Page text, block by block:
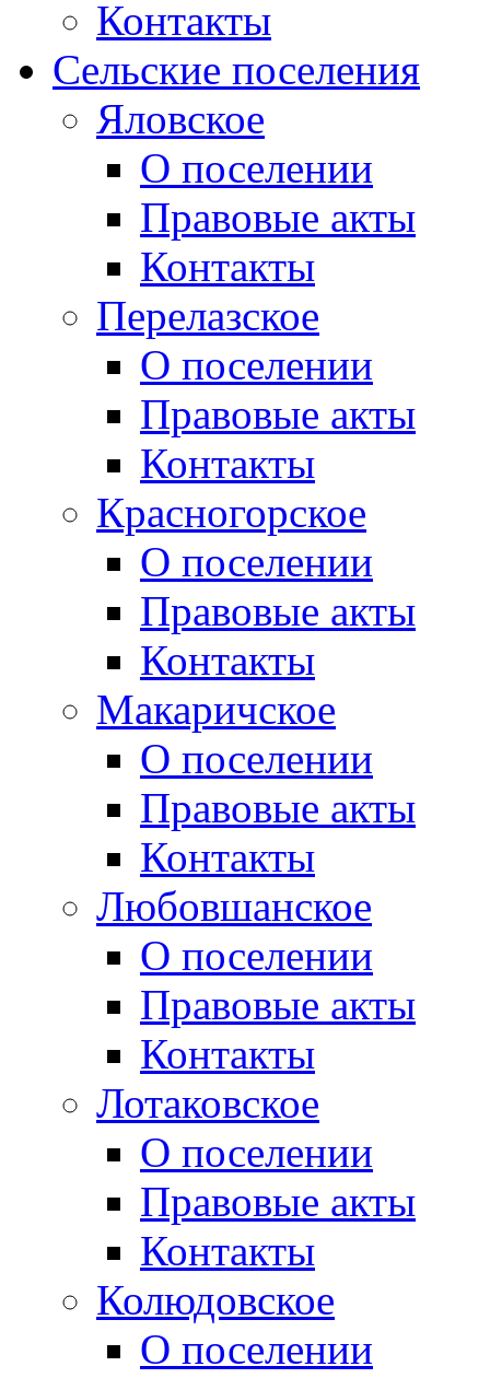
Контакты
Сельские поселения
Яловское
О поселении
Правовые акты
Контакты
Перелазское
О поселении
Правовые акты
Контакты
Красногорское
О поселении
Правовые акты
Контакты
Макаричское
О поселении
Правовые акты
Контакты
Любовшанское
О поселении
Правовые акты
Контакты
Лотаковское
О поселении
Правовые акты
Контакты
Колюдовское
О поселении